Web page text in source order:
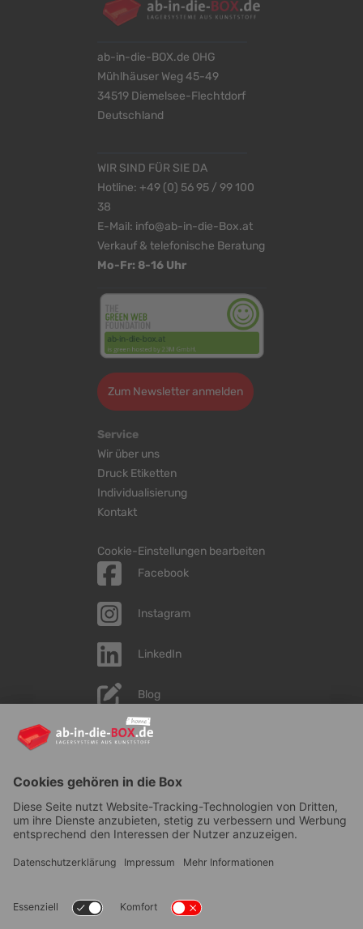
ab-in-die-BOX.de OHG
Mühlhäuser Weg 45-49
34519 Diemelsee-Flechtdorf
Deutschland
WIR SIND FÜR SIE DA
Hotline: +49 (0) 56 95 / 99 100
38
E-Mail: info@ab-in-die-Box.at
Verkauf & telefonische Beratung
Mo-Fr: 8-16 Uhr
Zum Newsletter anmelden
Service
Wir über uns
Druck Etiketten
Individualisierung
Kontakt
Cookie-Einstellungen bearbeiten
Facebook
Instagram
LinkedIn
Blog
YouTube